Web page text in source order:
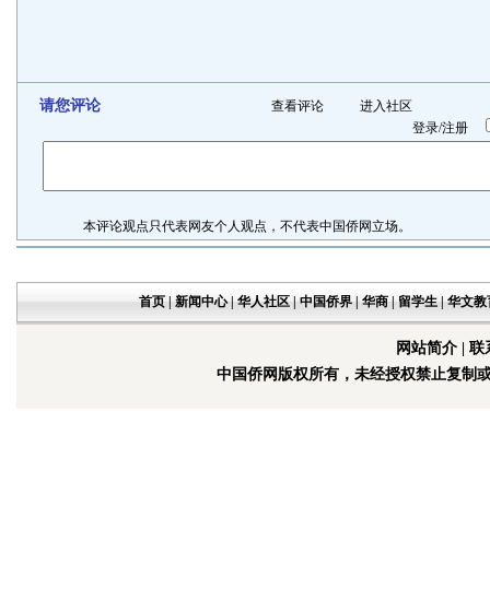
请您评论 查看评论
进入社区
登录/注册
本评论观点只代表网友个人观点，不代表中国侨网立场。
首页| 新闻中心| 华人社区| 中国侨界| 华商| 留学生| 华文教
网站简介| 联
中国侨网版权所有，未经授权禁止复制